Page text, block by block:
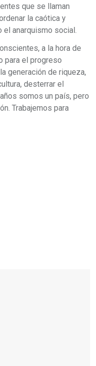
que se llaman
la caótica y
el anarquismo social.
a la hora de
para el progreso
generación de riqueza,
desterrar el
somos un país, pero
Trabajemos para